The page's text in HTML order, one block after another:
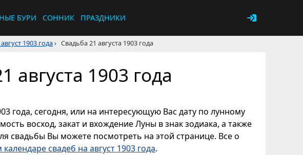
БУРИ СОННИК ПРАЗДНИКИ
1903 года› Свадьба 21 августа 1903 года
августа 1903 года
года, сегодня, или на интересующую Вас дату по лунному
восход, закат и вхождение Луны в знак зодиака, а также
свадьбы Вы можете посмотреть на этой странице. Все о
свадеб на август 1903 года.